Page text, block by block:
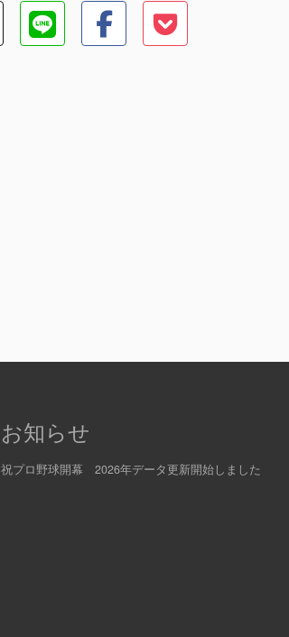
お知らせ
祝プロ野球開幕 2026年データ更新開始しました